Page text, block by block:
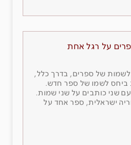
על רגל אחת
לשמות של ספרים, בדרך כלל,
ביחס לשמו של ספר חדש.
שני כותבים על שני שמות.
ישראלית, ספר אחד על